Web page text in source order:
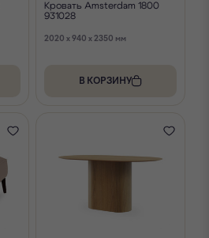
Кровать Amsterdam 1800
931028
2020 x 940 x 2350 мм
В КОРЗИНУ